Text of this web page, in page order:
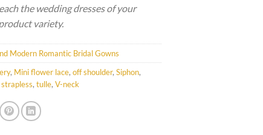
the wedding dresses of your
variety.
Modern Romantic Bridal Gowns
, Mini flower lace, off shoulder, Siphon,
strapless, tulle, V-neck